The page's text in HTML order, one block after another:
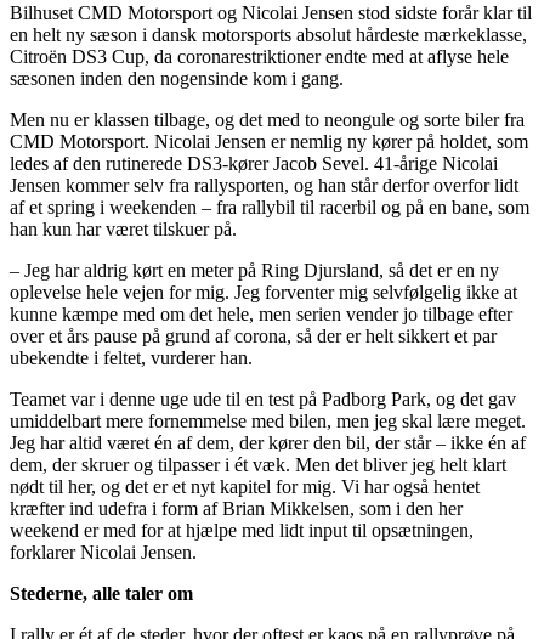
Bilhuset CMD Motorsport og Nicolai Jensen stod sidste forår klar til
en helt ny sæson i dansk motorsports absolut hårdeste mærkeklasse,
Citroën DS3 Cup, da coronarestriktioner endte med at aflyse hele
sæsonen inden den nogensinde kom i gang.
Men nu er klassen tilbage, og det med to neongule og sorte biler fra
CMD Motorsport. Nicolai Jensen er nemlig ny kører på holdet, som
ledes af den rutinerede DS3-kører Jacob Sevel. 41-årige Nicolai
Jensen kommer selv fra rallysporten, og han står derfor overfor lidt
af et spring i weekenden – fra rallybil til racerbil og på en bane, som
han kun har været tilskuer på.
– Jeg har aldrig kørt en meter på Ring Djursland, så det er en ny
oplevelse hele vejen for mig. Jeg forventer mig selvfølgelig ikke at
kunne kæmpe med om det hele, men serien vender jo tilbage efter
over et års pause på grund af corona, så der er helt sikkert et par
ubekendte i feltet, vurderer han.
Teamet var i denne uge ude til en test på Padborg Park, og det gav
umiddelbart mere fornemmelse med bilen, men jeg skal lære meget.
Jeg har altid været én af dem, der kører den bil, der står – ikke én af
dem, der skruer og tilpasser i ét væk. Men det bliver jeg helt klart
nødt til her, og det er et nyt kapitel for mig. Vi har også hentet
kræfter ind udefra i form af Brian Mikkelsen, som i den her
weekend er med for at hjælpe med lidt input til opsætningen,
forklarer Nicolai Jensen.
Stederne, alle taler om
I rally er ét af de steder, hvor der oftest er kaos på en rallyprøve på